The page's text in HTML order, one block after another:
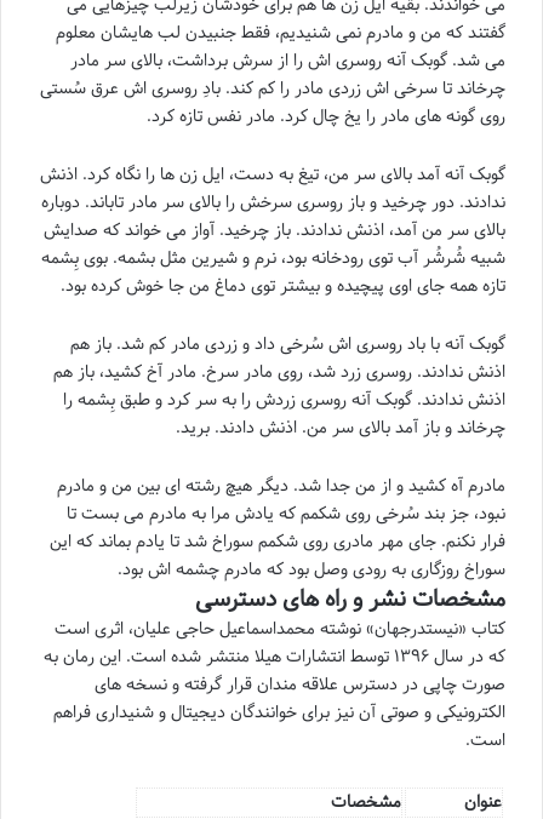
گفتند که من و مادرم نمى شنیدیم، فقط جنبیدن لب هایشان معلوم
مى شد. گوبک آنه روسرى اش را از سرش برداشت، بالاى سر مادر
چرخاند تا سرخى اش زردى مادر را کم کند. بادِ روسرى اش عرق سُستى
روى گونه هاى مادر را یخ چال کرد. مادر نفس تازه کرد.
گوبک آنه آمد بالاى سر من، تیغ به دست، ایل زن ها را نگاه کرد. اذنش
ندادند. دور چرخید و باز روسرى سرخش را بالاى سر مادر تاباند. دوباره
بالاى سر من آمد، اذنش ندادند. باز چرخید. آواز مى خواند که صدایش
شبیه شُرشُر آب توى رودخانه بود، نرم و شیرین مثل بشمه. بوى بِشمه
تازه همه جاى اوى پیچیده و بیشتر توى دماغ من جا خوش کرده بود.
گوبک آنه با باد روسرى اش سُرخى داد و زردى مادر کم شد. باز هم
اذنش ندادند. روسرى زرد شد، روى مادر سرخ. مادر آخ کشید، باز هم
اذنش ندادند. گوبک آنه روسرى زردش را به سر کرد و طبق بِشمه را
چرخاند و باز آمد بالاى سر من. اذنش دادند. برید.
مادرم آه کشید و از من جدا شد. دیگر هیچ رشته اى بین من و مادرم
نبود، جز بند سُرخى روى شکمم که یادش مرا به مادرم مى بست تا
فرار نکنم. جاى مهر مادرى روى شکمم سوراخ شد تا یادم بماند که این
سوراخ روزگارى به رودى وصل بود که مادرم چشمه اش بود.
مشخصات نشر و راه های دسترسی
کتاب «نیستدرجهان» نوشته محمداسماعیل حاجی علیان، اثری است
که در سال ۱۳۹۶ توسط انتشارات هیلا منتشر شده است. این رمان به
صورت چاپی در دسترس علاقه مندان قرار گرفته و نسخه های
الکترونیکی و صوتی آن نیز برای خوانندگان دیجیتال و شنیداری فراهم
است.
عنوان
مشخصات